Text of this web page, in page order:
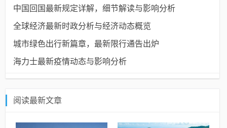
中国回国最新规定详解，细节解读与影响分析
全球经济最新时政分析与经济动态概览
城市绿色出行新篇章，最新限行通告出炉
海力士最新疫情动态与影响分析
阅读最新文章